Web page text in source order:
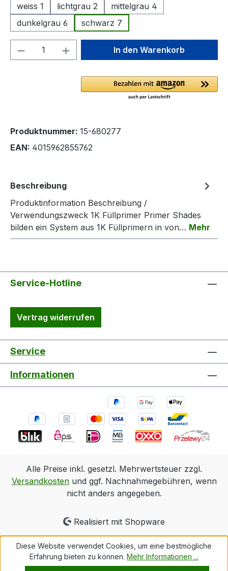
weiss 1
lichtgrau 2
mittelgrau 4
dunkelgrau 6
schwarz 7
Produkt Anzahl: Gib denIn den Warenkorb
Produktnummer: 15-680277
EAN: 4015962855762
Beschreibung
Produktinformation Beschreibung /
Verwendungszweck 1K Füllprimer Primer Shades
bilden ein System aus 1K Füllprimern in von… Mehr
Service-Hotline
Vertrag widerrufen
Service
Informationen
Alle Preise inkl. gesetzl. Mehrwertsteuer zzgl.
Versandkostenund ggf. Nachnahmegebühren, wenn
nicht anders angegeben.
Realisiert mit Shopware
Diese Website verwendet Cookies, um eine bestmögliche
Erfahrung bieten zu können. Mehr Informationen ...